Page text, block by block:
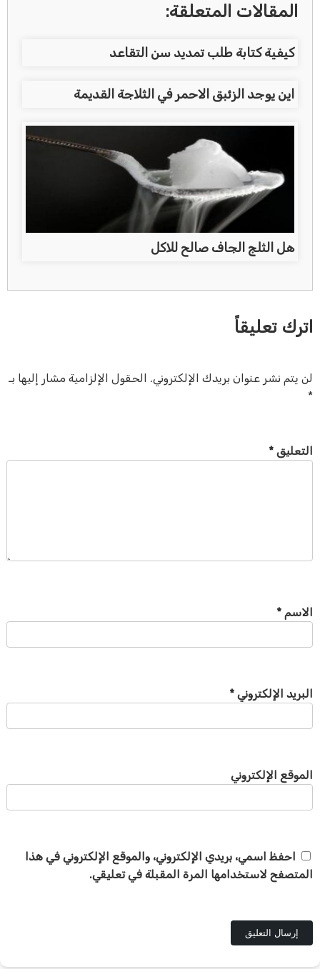
المقالات المتعلقة:
كيفية كتابة طلب تمديد سن التقاعد
اين يوجد الزئبق الاحمر في الثلاجة القديمة
هل الثلج الجاف صالح للاكل
اترك تعليقاً
لن يتم نشر عنوان بريدك الإلكتروني. الحقول الإلزامية مشار إليها بـ
*
التعليق *
الاسم *
البريد الإلكتروني *
الموقع الإلكتروني
احفظ اسمي، بريدي الإلكتروني، والموقع الإلكتروني في هذا
المتصفح لاستخدامها المرة المقبلة في تعليقي.